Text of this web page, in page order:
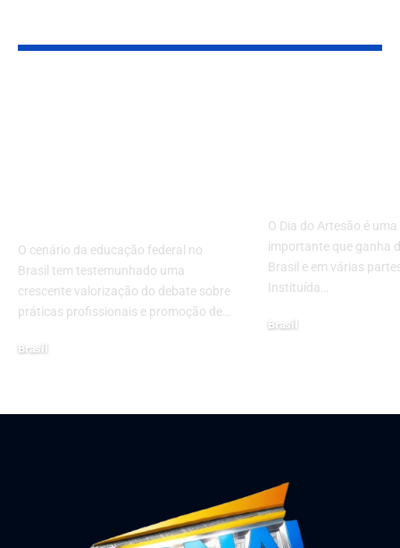
O cenário da educação federal no
Brasil tem testemunhado uma
crescente valorização do debate sobre
práticas profissionais e promoção de…
Brasil
O Dia do Artesão é
importante que ganha
Brasil e em várias
Instituída…
Brasil